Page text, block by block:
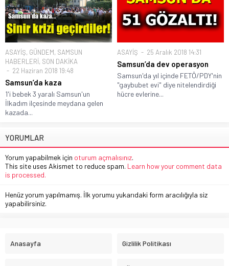
ASAYİŞ, GÜNDEM, SAMSUN
HABERLERİ, SON DAKİKA
22 Haziran 2018 19:48
Samsun’da kaza
1'i bebek 3 yaralı Samsun'un
İlkadım ilçesinde meydana gelen
kazada...
ASAYİŞ 25 Aralık 2018 14:31
Samsun’da dev operasyon
Samsun'da yıl içinde FETÖ/PDY'nin
"gaybubet evi" diye nitelendirdiği
hücre evlerine...
YORUMLAR
Yorum yapabilmek için oturum açmalısınız.
This site uses Akismet to reduce spam. Learn how your comment data
is processed.
Henüz yorum yapılmamış. İlk yorumu yukarıdaki form aracılığıyla siz
yapabilirsiniz.
Anasayfa Gizlilik Politikası